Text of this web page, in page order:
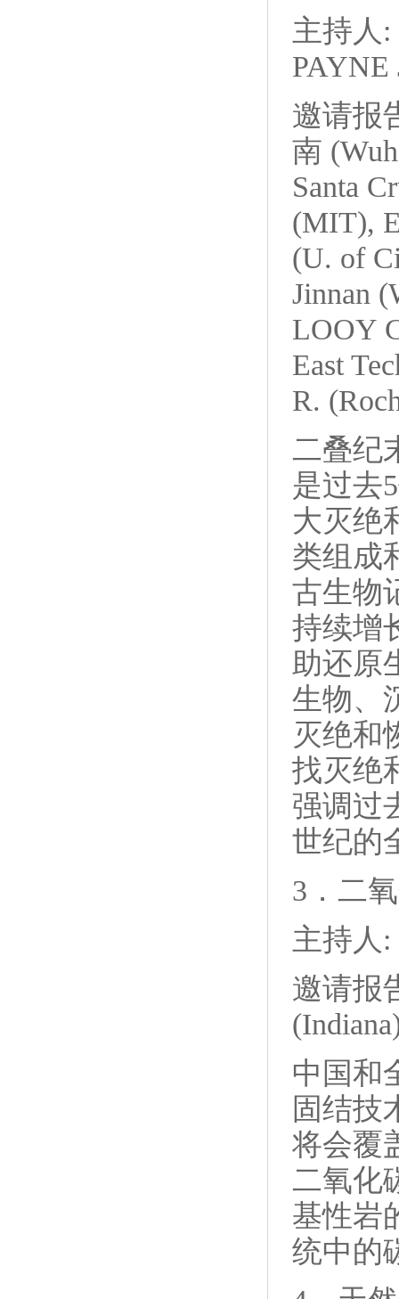
主持人:
PAYNE
邀请报
南
Santa
(MIT),
(U. of
Jinnan
LOOY
East
R.
二叠纪
是过去
大灭绝
类组成
古生物
持续增
助还原
生物、
灭绝和
找灭绝
强调过
世纪的
3．二
主持人:
邀请报
中国和
固结技
将会覆
二氧化
基性岩
统中的